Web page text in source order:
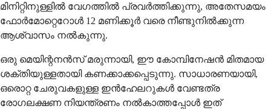
മിനിറ്റിനുള്ളിൽ വേഗത്തിൽ പ്രവർത്തിക്കുന്നു, അതേസമയം
ഫോർമോറ്റെറോൾ 12 മണിക്കൂർ വരെ നീണ്ടുനിൽക്കുന്ന
ആശ്വാസം നൽകുന്നു.
ഒരു മെയിന്റനൻസ് മരുന്നായി, ഈ കോമ്പിനേഷൻ മിതമായ
ശക്തിയുള്ളതായി കണക്കാക്കപ്പെടുന്നു. സാധാരണയായി,
ഒരൊറ്റ ചേരുവകളുള്ള ഇൻഹേലറുകൾ വേണ്ടത്ര
രോഗലക്ഷണ നിയന്ത്രണം നൽകാത്തപ്പോൾ ഇത്